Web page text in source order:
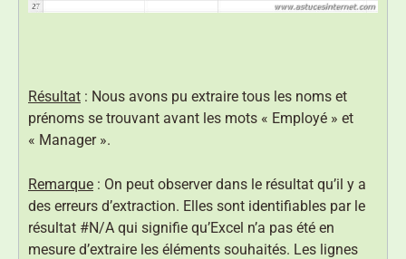
Résultat : Nous avons pu extraire tous les noms et
prénoms se trouvant avant les mots « Employé » et
« Manager ».
Remarque : On peut observer dans le résultat qu’il y a
des erreurs d’extraction. Elles sont identifiables par le
résultat #N/A qui signifie qu’Excel n’a pas été en
mesure d’extraire les éléments souhaités. Les lignes